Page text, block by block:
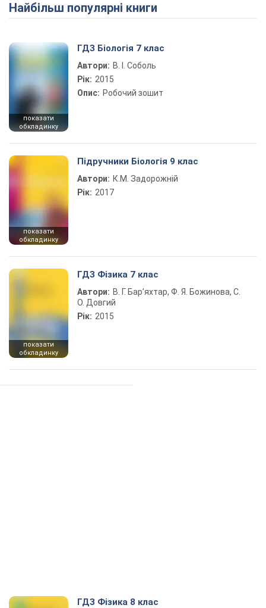
Play Video
Найбільш популярні книги
показати
обкладинку
ГДЗ Біологія 7 клас
Автори: В. І. Соболь
Рік: 2015
Опис: Робочий зошит
показати
обкладинку
Підручники Біологія 9 клас
Автори: К.М. Задорожній
Рік: 2017
показати
обкладинку
ГДЗ Фізика 7 клас
Автори: В. Г. Бар’яхтар, Ф. Я. Божинова, С.
О. Довгий
Рік: 2015
ГДЗ Фізика 8 клас